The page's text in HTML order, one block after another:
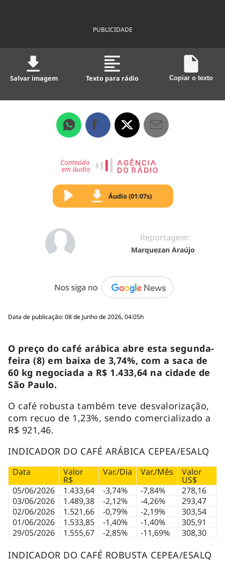
PUBLICIDADE
Salvar imagem Texto para rádio Copiar o texto
Áudio (01:07s)
Reportagem:
Marquezan Araújo
Data de publicação: 08 de Junho de 2026, 04:05h
O preço do café arábica abre esta segunda-
feira (8) em baixa de 3,74%, com a saca de
60 kg negociada a R$ 1.433,64 na cidade de
São Paulo.
O café robusta também teve desvalorização,
com recuo de 1,23%, sendo comercializado a
R$ 921,46.
INDICADOR DO CAFÉ ARÁBICA CEPEA/ESALQ
Data Valor
R$
Var./Dia Var./Mês Valor
US$
05/06/2026
1.433,64 -3,74% -7,84%
278,16
03/06/2026
1.489,38 -2,12% -4,26%
293,47
02/06/2026
1.521,66 -0,79% -2,19%
303,54
01/06/2026
1.533,85 -1,40% -1,40%
305,91
29/05/2026
1.555,67 -2,85% -11,69% 308,30
INDICADOR DO CAFÉ ROBUSTA CEPEA/ESALQ